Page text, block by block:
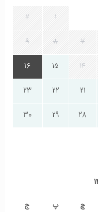
1
2
7
8
9
14
15
16
21
22
23
28
29
30
چ پ ج